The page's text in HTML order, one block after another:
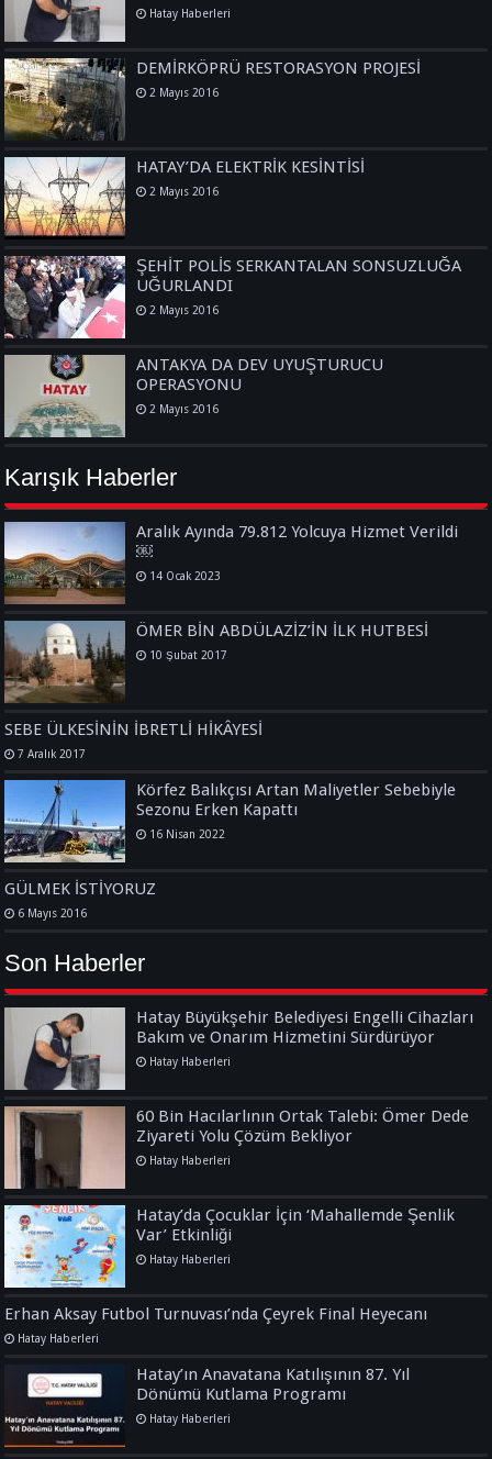
Hatay Haberleri
DEMİRKÖPRÜ RESTORASYON PROJESİ
2 Mayıs 2016
HATAY’DA ELEKTRİK KESİNTİSİ
2 Mayıs 2016
ŞEHİT POLİS SERKANTALAN SONSUZLUĞA
UĞURLANDI
2 Mayıs 2016
ANTAKYA DA DEV UYUŞTURUCU
OPERASYONU
2 Mayıs 2016
Karışık Haberler
Aralık Ayında 79.812 Yolcuya Hizmet Verildi
￼
14 Ocak 2023
ÖMER BİN ABDÜLAZİZ’İN İLK HUTBESİ
10 Şubat 2017
SEBE ÜLKESİNİN İBRETLİ HİKÂYESİ
7 Aralık 2017
Körfez Balıkçısı Artan Maliyetler Sebebiyle
Sezonu Erken Kapattı
16 Nisan 2022
GÜLMEK İSTİYORUZ
6 Mayıs 2016
Son Haberler
Hatay Büyükşehir Belediyesi Engelli Cihazları
Bakım ve Onarım Hizmetini Sürdürüyor
Hatay Haberleri
60 Bin Hacılarlının Ortak Talebi: Ömer Dede
Ziyareti Yolu Çözüm Bekliyor
Hatay Haberleri
Hatay’da Çocuklar İçin ‘Mahallemde Şenlik
Var’ Etkinliği
Hatay Haberleri
Erhan Aksay Futbol Turnuvası’nda Çeyrek Final Heyecanı
Hatay Haberleri
Hatay’ın Anavatana Katılışının 87. Yıl
Dönümü Kutlama Programı
Hatay Haberleri